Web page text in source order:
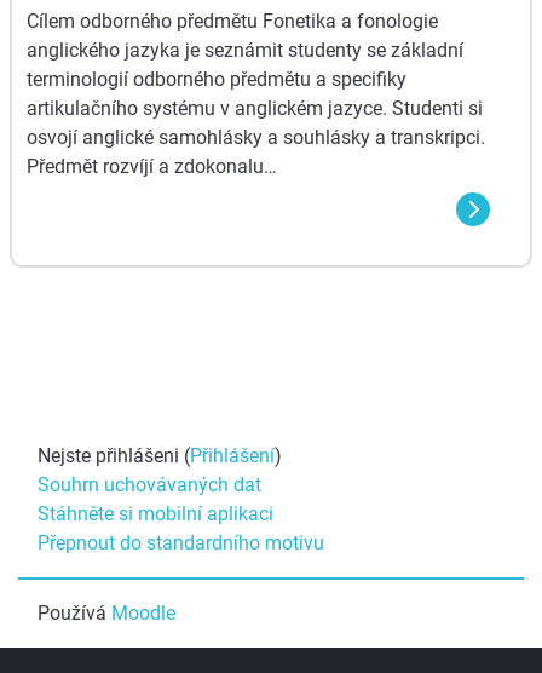
Cílem odborného předmětu Fonetika a fonologie
anglického jazyka je seznámit studenty se základní
terminologií odborného předmětu a specifiky
artikulačního systému v anglickém jazyce. Studenti si
osvojí anglické samohlásky a souhlásky a transkripci.
Předmět rozvíjí a zdokonalu…
Nejste přihlášeni (Přihlášení)
Souhrn uchovávaných dat
Stáhněte si mobilní aplikaci
Přepnout do standardního motivu
Používá Moodle